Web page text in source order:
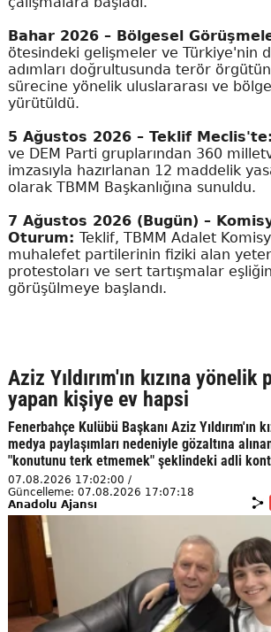
Bahar 2026 – Bölgesel
ötesindeki gelişmeler ve Türkiye'nin
adımları doğrultusunda terör
sürecine yönelik uluslararası ve
yürütüldü.
5 Ağustos 2026 – Teklif Meclis'te:
ve DEM Parti gruplarından 360
imzasıyla hazırlanan 12 maddelik
olarak TBMM Başkanlığına sunuldu.
7 Ağustos 2026 (Bugün) –
Oturum: Teklif, TBMM Adalet
muhalefet partilerinin fiziki alan
protestoları ve sert tartışmalar
görüşülmeye başlandı.
Aziz Yıldırım'ın kızına yönelik
yapan kişiye ev hapsi
Fenerbahçe Kulübü Başkanı Aziz Yıldırım'ın
medya paylaşımları nedeniyle gözaltına
"konutunu terk etmemek" şeklindeki adli
07.08.2026 17:02:00 /
Güncelleme: 07.08.2026 17:07:18
Anadolu Ajansı